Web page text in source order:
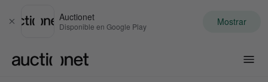
Cerrar
Auctionet
Disponible en Google Play Mostrar